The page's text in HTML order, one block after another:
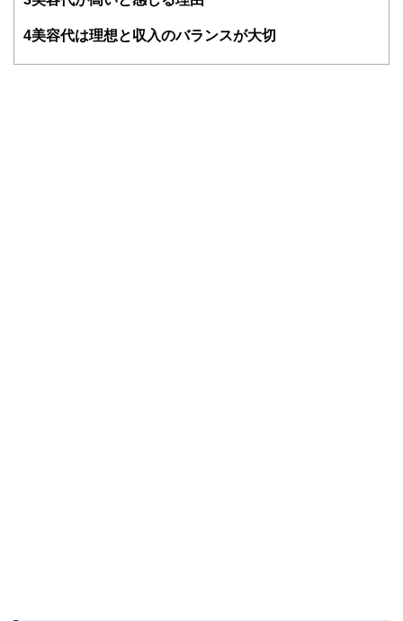
護士、税理士、宅地建物取引士、相続診断士、住宅ローンア
4美容代は理想と収入のバランスが大切